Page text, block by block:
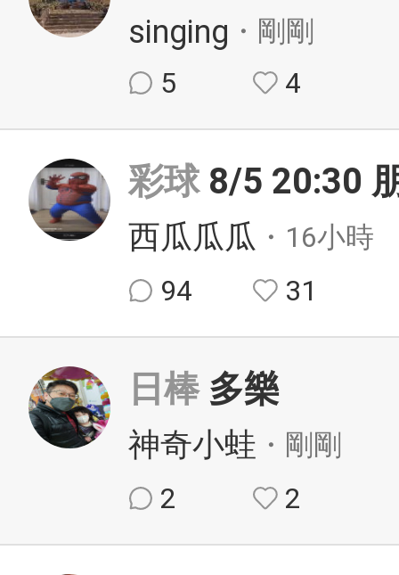
singing ・剛剛
5
4
彩球 8/5 20:30
西瓜瓜瓜 ・16小時
94
31
日棒 多樂
神奇小蛙 ・剛剛
2
2